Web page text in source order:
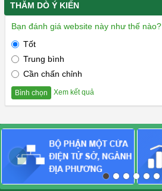
THĂM DÒ Ý KIẾN
Bạn đánh giá website này như thế nào?
Tốt
Trung bình
Cần chấn chỉnh
Bình chọn Xem kết quả
‹